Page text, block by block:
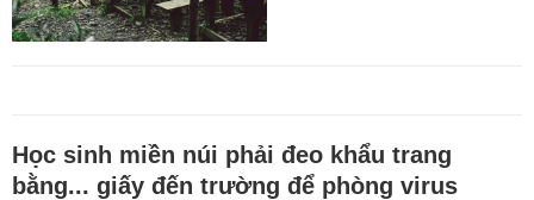
Học sinh miền núi phải đeo khẩu trang
bằng... giấy đến trường để phòng virus